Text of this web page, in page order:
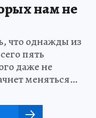
нам не
что однажды из
пять
даже не
меняться…